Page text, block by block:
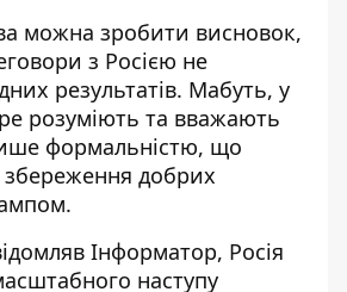
можна зробити висновок,
з Росією не
результатів. Мабуть, у
розуміють та вважають
формальністю, що
збереження добрих
Інформатор, Росія
наступу